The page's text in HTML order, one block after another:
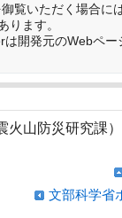
覧いただく場合に
ります。
開発元のWebペー
火山防災研究課）
文部科学省